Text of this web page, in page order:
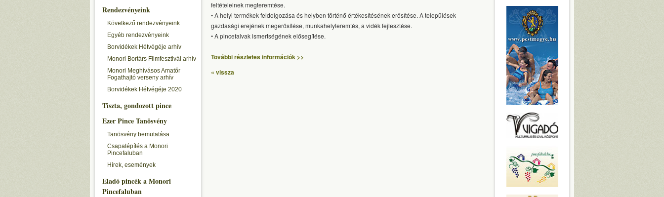
Rendezvényeink
Következő rendezvényeink
Egyéb rendezvényeink
Borvidékek Hétvégéje arhív
Monori Bortárs Filmfesztivál arhív
Monori Meghívásos Amatőr
Fogathajtó verseny arhív
Borvidékek Hétvégéje 2020
Tiszta, gondozott pince
Ezer Pince Tanösvény
Tanösvény bemutatása
Csapatépítés a Monori
Pincefaluban
Hírek, események
Eladó pincék a Monori
Pincefaluban
feltételeinek megteremtése.
• A helyi termékek feldolgozása és helyben történő értékesítésének erősítése. A települések
gazdasági erejének megerősítése, munkahelyteremtés, a vidék fejlesztése.
• A pincefalvak ismertségének elősegítése.
További részletes információk >>
« vissza